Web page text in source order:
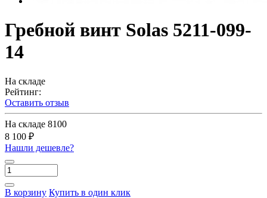
Гребной винт Solas 5211-099-
14
На складе
Рейтинг:
Оставить отзыв
На складе 8100
8 100 ₽
Нашли дешевле?
В корзину Купить в один клик